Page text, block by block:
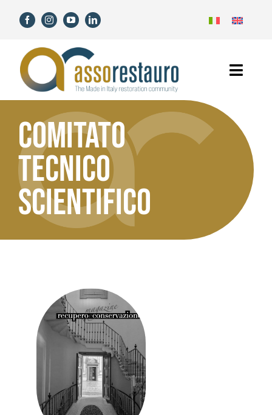
contenuto
Assorestauro
Soci
Servizi
Contatti
COMITATO
TECNICO
SCIENTIFICO